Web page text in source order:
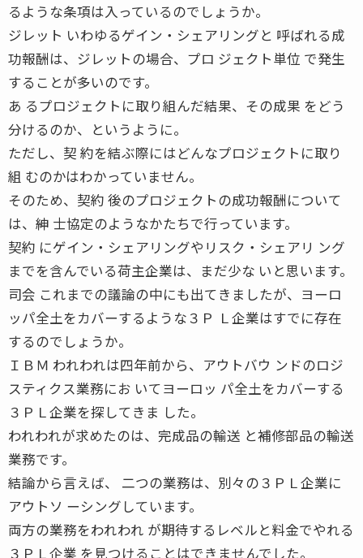
るような条項は入っているのでしょうか。
ジレット いわゆるゲイン・シェアリングと 呼ばれる成
功報酬は、ジレットの場合、プロ ジェクト単位 で発生
することが多いのです。
あ るプロジェクトに取り組んだ結果、その成果 をどう
分けるのか、というように。
ただし、契 約を結ぶ際にはどんなプロジェクトに取り
組 むのかはわかっていません。
そのため、契約 後のプロジェクトの成功報酬について
は、紳 士協定のようなかたちで行っています。
契約 にゲイン・シェアリングやリスク・シェアリ ング
までを含んでいる荷主企業は、まだ少な いと思います。
司会 これまでの議論の中にも出てきましたが、ヨーロ
ッパ全土をカバーするような３Ｐ Ｌ企業はすでに存在
するのでしょうか。
ＩＢＭ われわれは四年前から、アウトバウ ンドのロジ
スティクス業務にお いてヨーロッ パ全土をカバーする
３ＰＬ企業を探してきま した。
われわれが求めたのは、完成品の輸送 と補修部品の輸送
業務です。
結論から言えば、 二つの業務は、別々の３ＰＬ企業に
アウトソ ーシングしています。
両方の業務をわれわれ が期待するレベルと料金でやれる
３ＰＬ企業 を見つけることはできませんでした。